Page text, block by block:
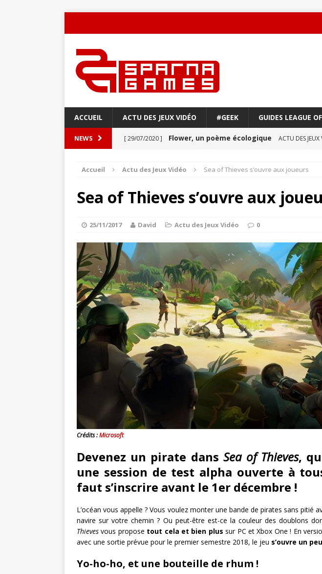
ACCUEIL ACTU DES JEUX VIDÉO #GEEK GUIDES LEAGUE
NEWS [ 29/07/2020 ] Flower, un poème écologique ACTU DES JEUX
[ 21/03/2020 ] Aery : Un voyage à vol d’oiseau ACTU DES
[ 21/03/2020 ] Super Mario Maker 2 : La seule limite est
ACTU DES JEUX VIDÉO
[ 03/10/2020 ] Spiritfarer : vivre sa meilleure mort ACTU
Accueil Actu des Jeux Vidéo Sea of Thieves s’ouvre aux joueurs
Sea of Thieves s’ouvre aux
25/11/2017 David Actu des Jeux Vidéo 0
Crédits :Microsoft
Devenez un pirate dans Sea of Thieves,
une session de test alpha ouverte à
faut s’inscrire avant le 1er décembre !
L’océan vous appelle ? Vous voulez monter une bande de pirates sans pitié
navire sur votre chemin ? Ou peut-être est-ce la couleur des doublons
Thieves vous propose tout cela et bien plus sur PC et Xbox One ! En
avec une sortie prévue pour le premier semestre 2018, le jeu s’ouvre un
Yo-ho-ho, et une bouteille de rhum !